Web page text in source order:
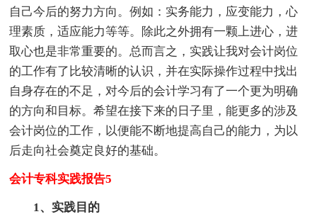
自己今后的努力方向。例如：实务能力，应变能力，心
理素质，适应能力等等。除此之外拥有一颗上进心，进
取心也是非常重要的。总而言之，实践让我对会计岗位
的工作有了比较清晰的认识，并在实际操作过程中找出
自身存在的不足，对今后的会计学习有了一个更为明确
的方向和目标。希望在接下来的日子里，能更多的涉及
会计岗位的工作，以便能不断地提高自己的能力，为以
后走向社会奠定良好的基础。
会计专科实践报告5
1、实践目的